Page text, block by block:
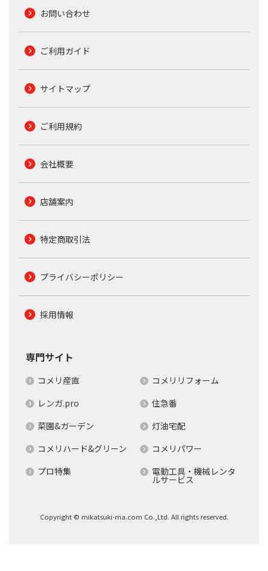
お問い合わせ
ご利用ガイド
サイトマップ
ご利用規約
会社概要
店舗案内
特定商取引法
プライバシーポリシー
採用情報
専門サイト
コメリ産直
コメリリフォーム
レンガ.pro
住急番
菜園&ガーデン
灯油宅配
コメリハード&グリーン
コメリパワー
プロ特集
電動工具・機械レンタ
ルサービス
Copyright © mikatsuki-ma.com Co.,Ltd. All rights reserved.